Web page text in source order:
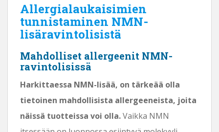
Allergialaukaisimien
tunnistaminen NMN-
lisäravintolisistä
Mahdolliset allergeenit NMN-
ravintolisissä
Harkittaessa NMN-lisää, on tärkeää olla
tietoinen mahdollisista allergeeneista, joita
näissä tuotteissa voi olla.Vaikka NMN